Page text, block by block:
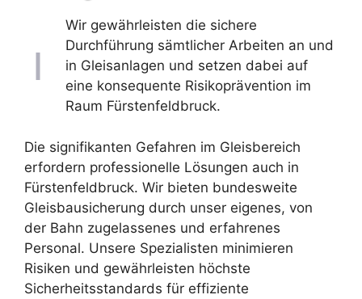
Wir gewährleisten die sichere
Durchführung sämtlicher Arbeiten an und
in Gleisanlagen und setzen dabei auf
eine konsequente Risikoprävention im
Raum Fürstenfeldbruck.
Die signifikanten Gefahren im Gleisbereich
erfordern professionelle Lösungen auch in
Fürstenfeldbruck. Wir bieten bundesweite
Gleisbausicherung durch unser eigenes, von
der Bahn zugelassenes und erfahrenes
Personal. Unsere Spezialisten minimieren
Risiken und gewährleisten höchste
Sicherheitsstandards für effiziente